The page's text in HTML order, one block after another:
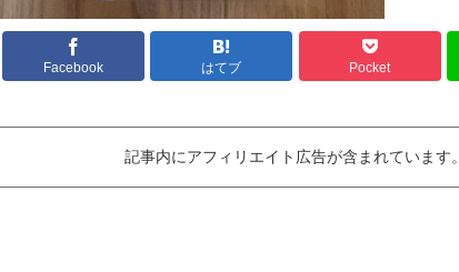
Facebook はてブ Pocket
記事内にアフィリエイト広告が含まれています。